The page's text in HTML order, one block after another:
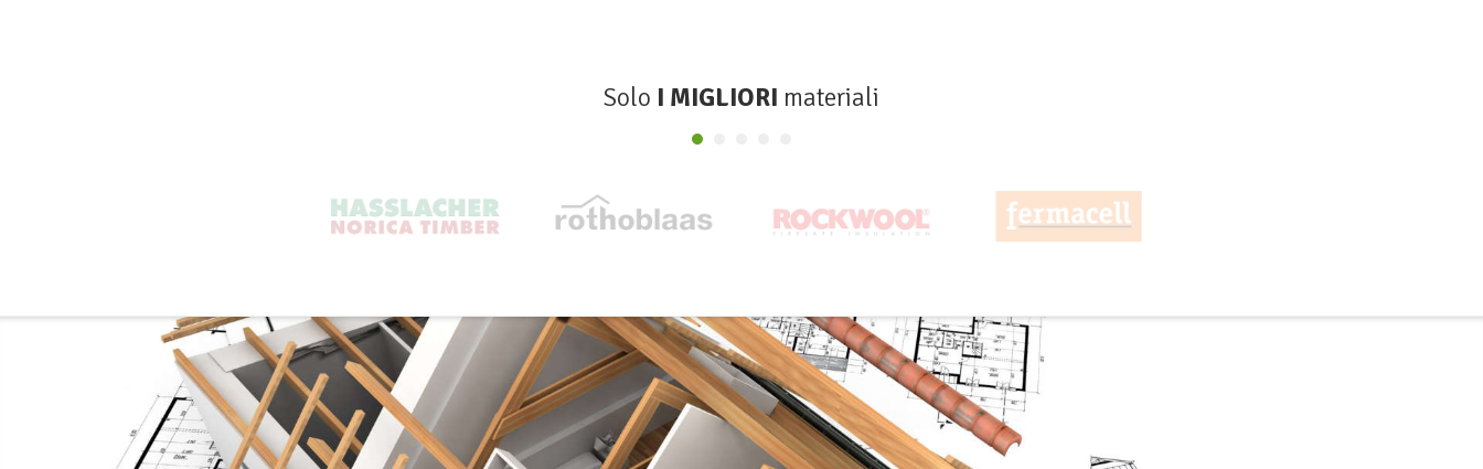
Solo I MIGLIORI materiali